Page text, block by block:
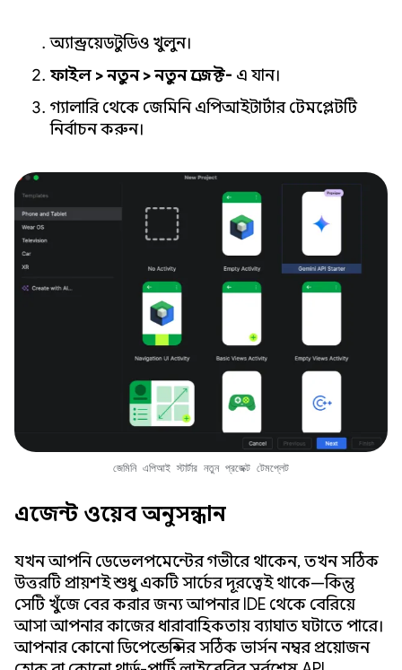
অ্যান্ড্রয়েড স্টুডিও খুলুন।
ফাইল > নতুন > নতুন প্রজেক্ট- এ যান।
গ্যালারি থেকে জেমিনি এপিআই স্টার্টার টেমপ্লেটটি
নির্বাচন করুন।
জেমিনি এপিআই স্টার্টার নতুন প্রজেক্ট টেমপ্লেট
এজেন্ট ওয়েব অনুসন্ধান
যখন আপনি ডেভেলপমেন্টের গভীরে থাকেন, তখন সঠিক
উত্তরটি প্রায়শই শুধু একটি সার্চের দূরত্বেই থাকে—কিন্তু
সেটি খুঁজে বের করার জন্য আপনার IDE থেকে বেরিয়ে
আসা আপনার কাজের ধারাবাহিকতায় ব্যাঘাত ঘটাতে পারে।
আপনার কোনো ডিপেন্ডেন্সির সঠিক ভার্সন নম্বর প্রয়োজন